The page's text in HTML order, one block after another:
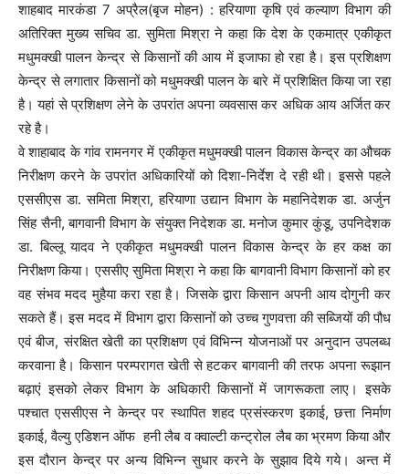
शाहबाद मारकंडा 7 अप्रैल(बृज मोहन) : हरियाणा कृषि एवं कल्याण विभाग की
अतिरिक्त मुख्य सचिव डा. सुमिता मिश्रा ने कहा कि देश के एकमात्र एकीकृत
मधुमक्खी पालन केन्द्र से किसानों की आय में इजाफा हो रहा है। इस प्रशिक्षण
केन्द्र से लगातार किसानों को मधुमक्खी पालन के बारे में प्रशिक्षित किया जा रहा
है। यहां से प्रशिक्षण लेने के उपरांत अपना व्यवसास कर अधिक आय अर्जित कर
रहे है।
वे शाहाबाद के गांव रामनगर में एकीकृत मधुमक्खी पालन विकास केन्द्र का औचक
निरीक्षण करने के उपरांत अधिकारियों को दिशा-निर्देश दे रही थी। इससे पहले
एससीएस डा. समिता मिश्रा, हरियाणा उद्यान विभाग के महानिदेशक डा. अर्जुन
सिंह सैनी, बागवानी विभाग के संयुक्त निदेशक डा. मनोज कुमार कुंडू, उपनिदेशक
डा. बिल्लू यादव ने एकीकृत मधुमक्खी पालन विकास केन्द्र के हर कक्ष का
निरीक्षण किया। एससीए सुमिता मिश्रा ने कहा कि बागवानी विभाग किसानों को हर
वह संभव मदद मुहैया करा रहा है। जिसके द्वारा किसान अपनी आय दोगुनी कर
सकते हैं। इस मदद में विभाग द्वारा किसानों को उच्च गुणवत्ता की सब्जियों की पौध
एवं बीज, संरक्षित खेती का प्रशिक्षण एवं विभिन्न योजनाओं पर अनुदान उपलब्ध
करवाना है। किसान परम्परागत खेती से हटकर बागवानी की तरफ अपना रूझान
बढ़ाएं इसको लेकर विभाग के अधिकारी किसानों में जागरूकता लाए। इसके
पश्चात एससीएस ने केन्द्र पर स्थापित शहद प्रसंस्करण इकाई, छत्ता निर्माण
इकाई, वैल्यु एडिशन ऑफ हनी लैब व क्वाल्टी कन्ट्रोल लैब का भ्रमण किया और
इस दौरान केन्द्र पर अन्य विभिन्न सुधार करने के सुझाव दिये गये। अन्त में